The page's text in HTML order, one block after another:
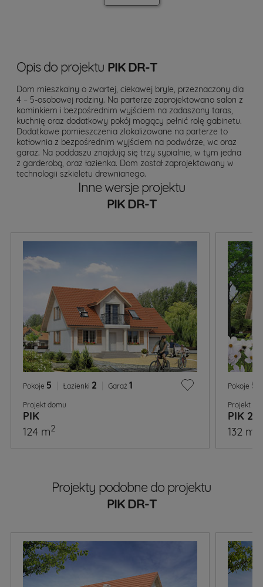
Opis do projektu PIK DR-T
Dom mieszkalny o zwartej, ciekawej bryle, przeznaczony dla
4 – 5-osobowej rodziny. Na parterze zaprojektowano salon z
kominkiem i bezpośrednim wyjściem na zadaszony taras,
kuchnię oraz dodatkowy pokój mogący pełnić rolę gabinetu.
Dodatkowe pomieszczenia zlokalizowane na parterze to
kotłownia z bezpośrednim wyjściem na podwórze, wc oraz
garaż. Na poddaszu znajdują się trzy sypialnie, w tym jedna
z garderobą, oraz łazienka. Dom został zaprojektowany w
technologii szkieletu drewnianego.
Inne wersje projektu
PIK DR-T
Pokoje 5 Łazienki 2 Garaż 1
Projekt domu
PIK
124 m2
Pokoje 5
Projekt
PIK 2
132 m
Projekty podobne do projektu
PIK DR-T